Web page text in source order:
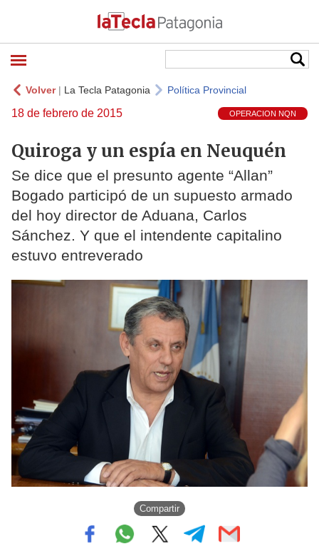
Volver| La Tecla Patagonia Política Provincial
18 de febrero de 2015 OPERACION NQN
Quiroga y un espía en Neuquén
Se dice que el presunto agente “Allan”
Bogado participó de un supuesto armado
del hoy director de Aduana, Carlos
Sánchez. Y que el intendente capitalino
estuvo entreverado
Compartir